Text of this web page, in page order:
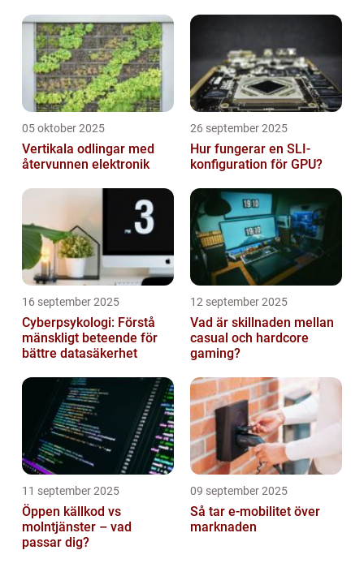
05 oktober 2025
Vertikala odlingar med
återvunnen elektronik
26 september 2025
Hur fungerar en SLI-
konfiguration för GPU?
16 september 2025
Cyberpsykologi: Förstå
mänskligt beteende för
bättre datasäkerhet
12 september 2025
Vad är skillnaden mellan
casual och hardcore
gaming?
11 september 2025
Öppen källkod vs
molntjänster – vad
passar dig?
09 september 2025
Så tar e-mobilitet över
marknaden